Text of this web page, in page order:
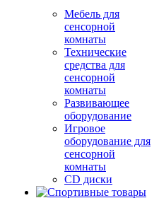
Мебель для
сенсорной
комнаты
Технические
средства для
сенсорной
комнаты
Развивающее
оборудование
Игровое
оборудование для
сенсорной
комнаты
CD диски